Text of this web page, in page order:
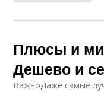
Плюсы и
Дешево и
ВажноДаже самые